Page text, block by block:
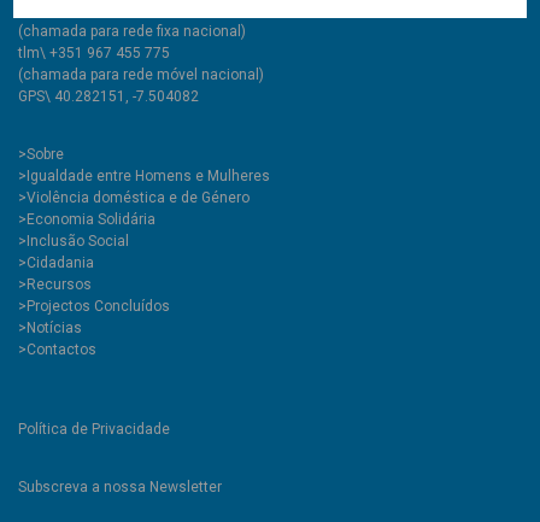
(chamada para rede fixa nacional)
tlm\ +351 967 455 775
(chamada para rede móvel nacional)
GPS\ 40.282151, -7.504082
>Sobre
>Igualdade entre Homens e Mulheres
>Violência doméstica e de Género
>Economia Solidária
>Inclusão Social
>Cidadania
>Recursos
>Projectos Concluídos
>Notícias
>Contactos
Política de Privacidade
Subscreva a nossa Newsletter